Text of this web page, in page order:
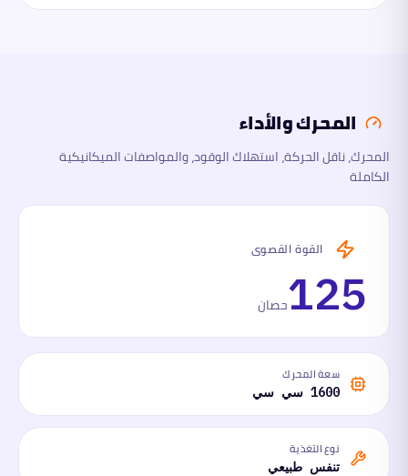
والتقنية
عليها
المحرك والأداء
المحرك، ناقل الحركة، استهلاك الوقود، والمواصفات الميكانيكية
الكاملة
القوة القصوى
125حصان
سعة المحرك
1600 سي سي
نوع التغذية
تنفس طبيعي